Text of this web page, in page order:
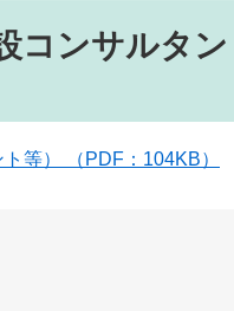
コンサルタン
等） （PDF：104KB）